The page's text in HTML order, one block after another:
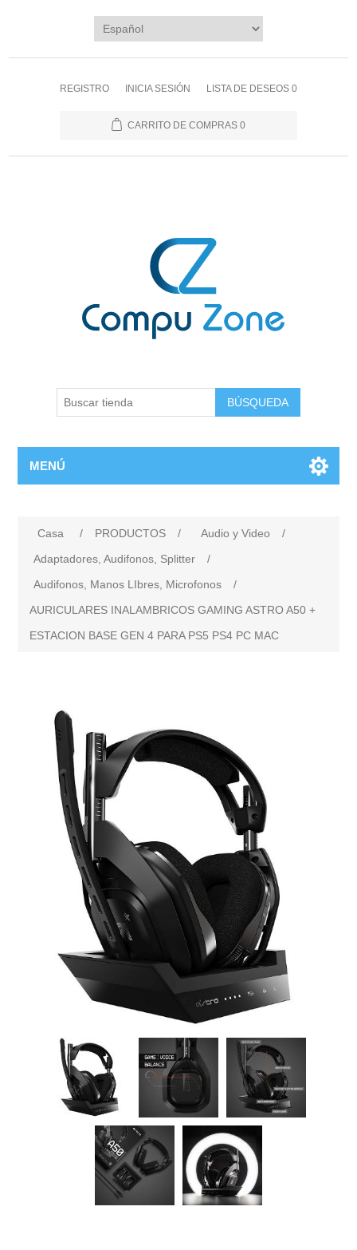
REGISTRO INICIA SESIÓN LISTA DE DESEOS 0
CARRITO DE COMPRAS 0
BÚSQUEDA
MENÚ
Casa / PRODUCTOS / Audio y Video
/
Adaptadores, Audifonos, Splitter
/
Audifonos, Manos LIbres, Microfonos
/
AURICULARES INALAMBRICOS GAMING ASTRO A50 +
ESTACION BASE GEN 4 PARA PS5 PS4 PC MAC